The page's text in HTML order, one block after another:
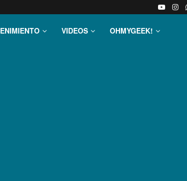
VIDEOS OHMYGEEK!